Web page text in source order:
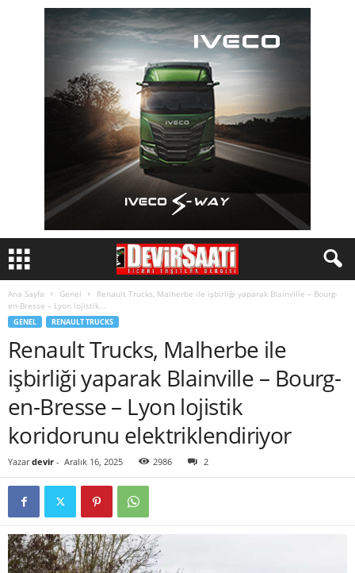
Ana Sayfa Genel
Renault Trucks, Malherbe ile işbirliği yaparak Blainville – Bourg-
en-Bresse – Lyon lojistik...
GENEL RENAULT TRUCKS
Renault Trucks, Malherbe ile
işbirliği yaparak Blainville – Bourg-
en-Bresse – Lyon lojistik
koridorunu elektriklendiriyor
Yazar devir - Aralık 16, 2025 2986 2